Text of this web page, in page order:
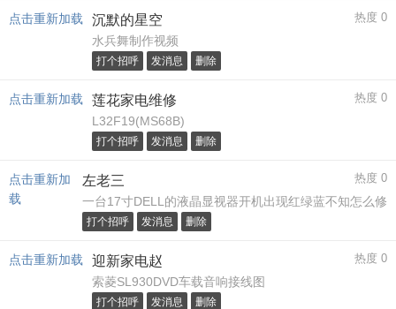
点击重新加载 沉默的星空 热度 0
水兵舞制作视频
打个招呼 发消息 删除
点击重新加载 莲花家电维修 热度 0
L32F19(MS68B)
打个招呼 发消息 删除
点击重新加
载
左老三 热度 0
一台17寸DELL的液晶显视器开机出现红绿蓝不知怎么修
打个招呼 发消息 删除
点击重新加载 迎新家电赵 热度 0
索菱SL930DVD车载音响接线图
打个招呼 发消息 删除